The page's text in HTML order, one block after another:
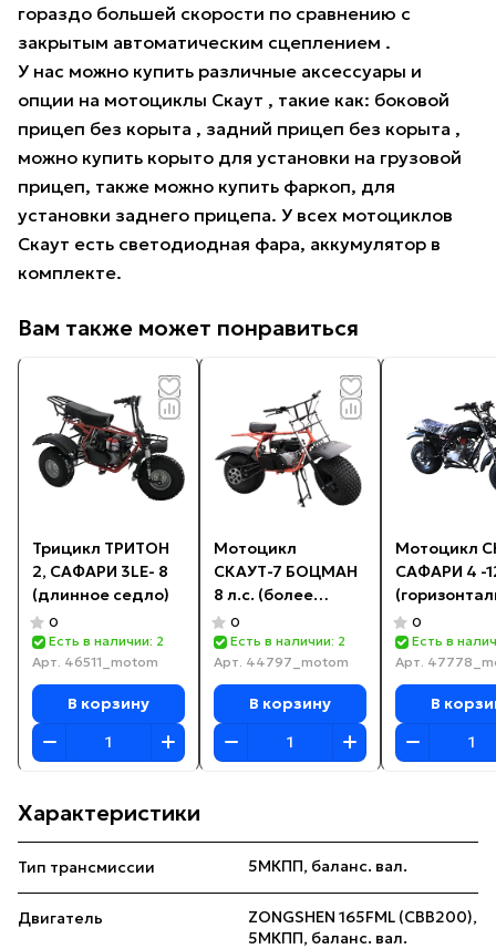
гораздо большей скорости по сравнению с
закрытым автоматическим сцеплением .
У нас можно купить различные аксессуары и
опции на мотоциклы Скаут , такие как: боковой
прицеп без корыта , задний прицеп без корыта ,
можно купить корыто для установки на грузовой
прицеп, также можно купить фаркоп, для
установки заднего прицепа. У всех мотоциклов
Скаут есть светодиодная фара, аккумулятор в
комплекте.
Вам также может понравиться
Трицикл ТРИТОН
2, САФАРИ 3LЕ- 8
(длинное седло)
0
Есть в наличии: 2
Арт. 46511_motom
В корзину
Мотоцикл
СКАУТ-7 БОЦМАН
8 л.с. (более
легкая
комплектация)
0
Есть в наличии: 2
Арт. 44797_motom
В корзину
Мотоцикл
САФАРИ 4 -
двигатель)
0
Есть в
Арт.
В
Характеристики
Тип трансмиссии 5МКПП, баланс. вал.
Двигатель
ZONGSHEN 165FML (CBB200),
5МКПП, баланс. вал.